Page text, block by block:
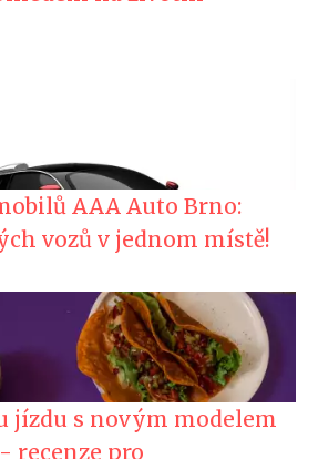
AAA Auto Brno:
vozů v jednom místě!
jízdu s novým modelem
recenze pro